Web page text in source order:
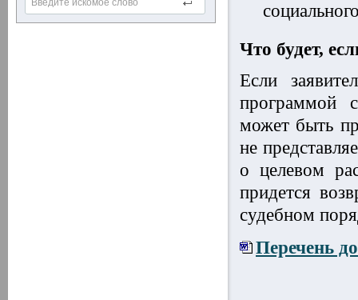
Что будет,
Если
программой
может быть
не
о целевом
придется
судебном
Перечень